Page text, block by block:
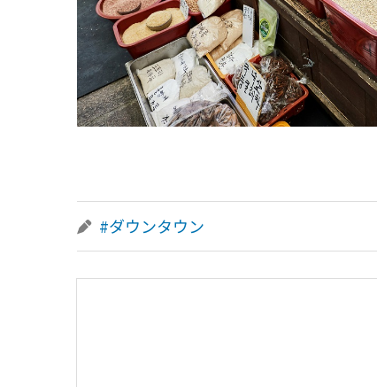
#ダウンタウン